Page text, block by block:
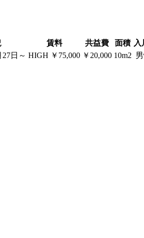
賃料 共益費 面積
日～ HIGH ￥75,000 ￥20,000 10m2